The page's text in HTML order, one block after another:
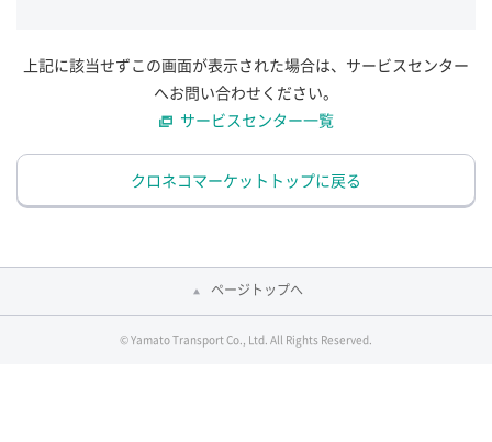
上記に該当せずこの画面が表示された場合は、サービスセンター
へお問い合わせください。
サービスセンター一覧
クロネコマーケットトップに戻る
ページトップへ
© Yamato Transport Co., Ltd. All Rights Reserved.